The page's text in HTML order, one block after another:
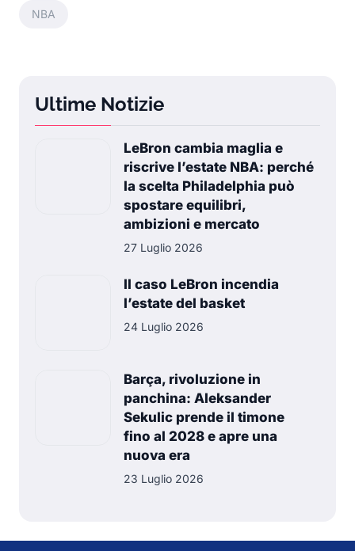
NBA
Ultime Notizie
LeBron cambia maglia e
riscrive l’estate NBA: perché
la scelta Philadelphia può
spostare equilibri,
ambizioni e mercato
27 Luglio 2026
Il caso LeBron incendia
l’estate del basket
24 Luglio 2026
Barça, rivoluzione in
panchina: Aleksander
Sekulic prende il timone
fino al 2028 e apre una
nuova era
23 Luglio 2026